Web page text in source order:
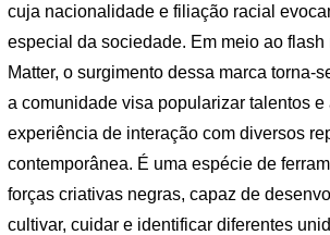
cuja nacionalidade e filiação racial
especial da sociedade. Em meio ao
Matter, o surgimento dessa marca torna-
a comunidade visa popularizar talentos e
experiência de interação com diversos
contemporânea. É uma espécie de
forças criativas negras, capaz de
cultivar, cuidar e identificar diferentes